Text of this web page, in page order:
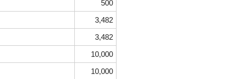
500
3,482
3,482
10,000
10,000